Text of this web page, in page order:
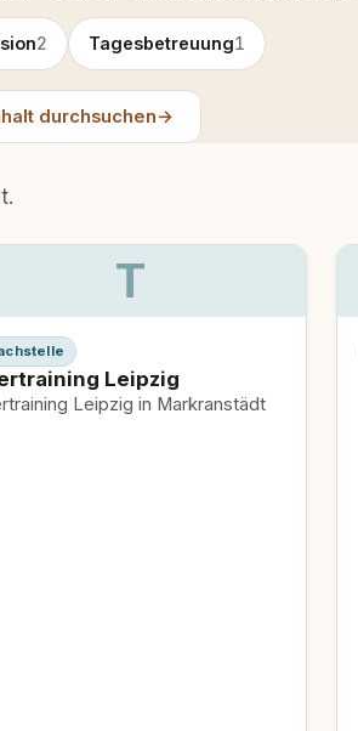
2 Tagesbetreuung1
durchsuchen→
T
Leipzig
Leipzig in Markranstädt